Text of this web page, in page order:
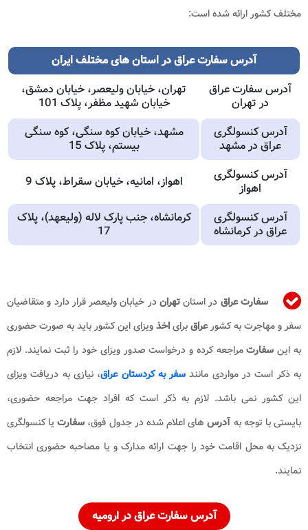
مختلف کشور ارائه شده است:
آدرس سفارت عراق در استان های مختلف ایران
آدرس سفارت عراق
در تهران
تهران، خیابان ولیعصر، خیابان دمشق،
خیابان شهید مظفر، پلاک 101
آدرس کنسولگری
عراق در مشهد
مشهد، خیابان کوه سنگی، کوه سنگی
بیستم، پلاک 15
آدرس کنسولگری
اهواز
اهواز، امانیه، خیابان سقراط، پلاک 9
آدرس کنسولگری
عراق در کرمانشاه
کرمانشاه، جنب پارک لاله (ولیعهد)، پلاک
17
سفارت عراق در استانتهراندر خیابان ولیعصر قرار دارد و متقاضیان
سفر و مهاجرت به کشورعراقبرایاخذویزای این کشور باید به صورت حضوری
به این سفارتمراجعه کرده و درخواست صدور ویزای خود را ثبت نمایند. لازم
به ذکر است در مواردی مانند سفر به کردستان عراق، نیازی به دریافت ویزای
این کشور نمی باشد. لازم به ذکر است که افراد جهت مراجعه حضوری،
بایستی با توجه به آدرس های اعلام شده در جدول فوق، سفارت یا کنسولگری
نزدیک به محل اقامت خود را جهت ارائه مدارک و یا مصاحبه حضوری انتخاب
نمایند.
آدرس سفارت عراق در ارومیه